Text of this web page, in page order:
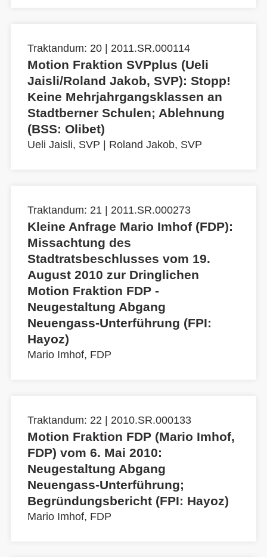
Traktandum: 20 | 2011.SR.000114
Motion Fraktion SVPplus (Ueli
Jaisli/Roland Jakob, SVP): Stopp!
Keine Mehrjahrgangsklassen an
Stadtberner Schulen; Ablehnung
(BSS: Olibet)
Ueli Jaisli, SVP Roland Jakob, SVP
Traktandum: 21 | 2011.SR.000273
Kleine Anfrage Mario Imhof (FDP):
Missachtung des
Stadtratsbeschlusses vom 19.
August 2010 zur Dringlichen
Motion Fraktion FDP -
Neugestaltung Abgang
Neuengass-Unterführung (FPI:
Hayoz)
Mario Imhof, FDP
Traktandum: 22 | 2010.SR.000133
Motion Fraktion FDP (Mario Imhof,
FDP) vom 6. Mai 2010:
Neugestaltung Abgang
Neuengass-Unterführung;
Begründungsbericht (FPI: Hayoz)
Mario Imhof, FDP